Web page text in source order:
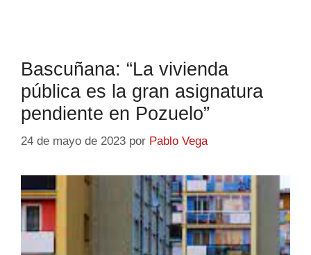
Bascuñana: “La vivienda
pública es la gran asignatura
pendiente en Pozuelo”
24 de mayo de 2023 por Pablo Vega